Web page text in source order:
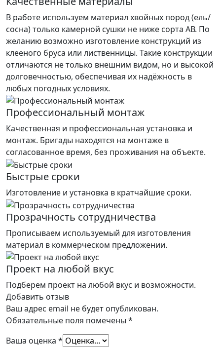
В работе используем материал хвойных пород (ель/
сосна) только камерной сушки не ниже сорта АВ. По
желанию возможно изготовление конструкций из
клееного бруса или лиственницы. Такие конструкции
отличаются не только внешним видом, но и высокой
долговечностью, обеспечивая их надёжность в
любых погодных условиях.
Профессиональный монтаж
Качественная и профессиональная установка и
монтаж. Бригады находятся на монтаже в
согласованное время, без проживания на объекте.
Быстрые сроки
Изготовление и установка в кратчайшие сроки.
Прозрачность сотрудничества
Прописываем используемый для изготовления
материал в коммерческом предложении.
Проект на любой вкус
Подберем проект на любой вкус и возможности.
Добавить отзыв
Ваш адрес email не будет опубликован.
Обязательные поля помечены *
Ваша оценка *